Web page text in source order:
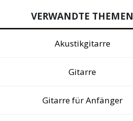
VERWANDTE THEMEN
Akustikgitarre
Gitarre
Gitarre für Anfänger